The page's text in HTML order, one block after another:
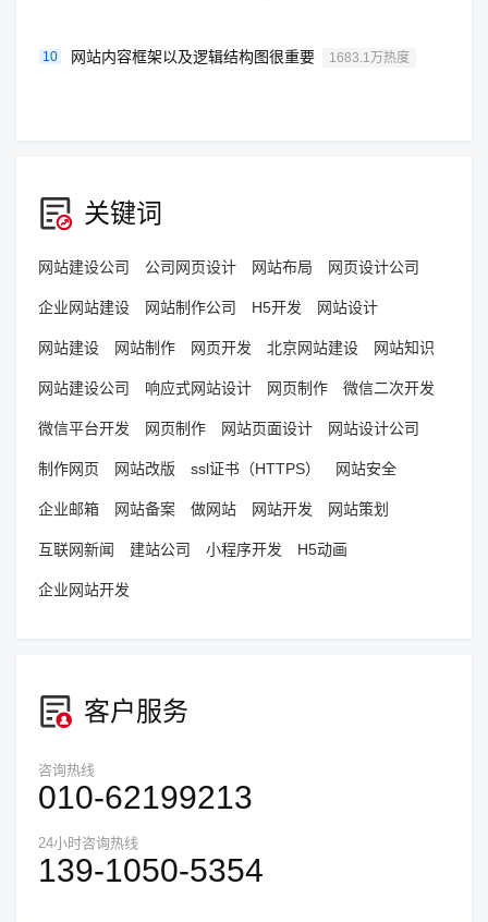
10 网站内容框架以及逻辑结构图很重要 1683.1万热度
关键词
网站建设公司 公司网页设计 网站布局 网页设计公司
企业网站建设 网站制作公司 H5开发 网站设计
网站建设 网站制作 网页开发 北京网站建设 网站知识
网站建设公司 响应式网站设计 网页制作 微信二次开发
微信平台开发 网页制作 网站页面设计 网站设计公司
制作网页 网站改版 ssl证书（HTTPS） 网站安全
企业邮箱 网站备案 做网站 网站开发 网站策划
互联网新闻 建站公司 小程序开发 H5动画
企业网站开发
客户服务
咨询热线
010-62199213
24小时咨询热线
139-1050-5354